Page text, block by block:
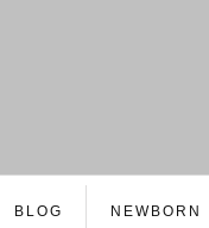
BLOG NEWBORN